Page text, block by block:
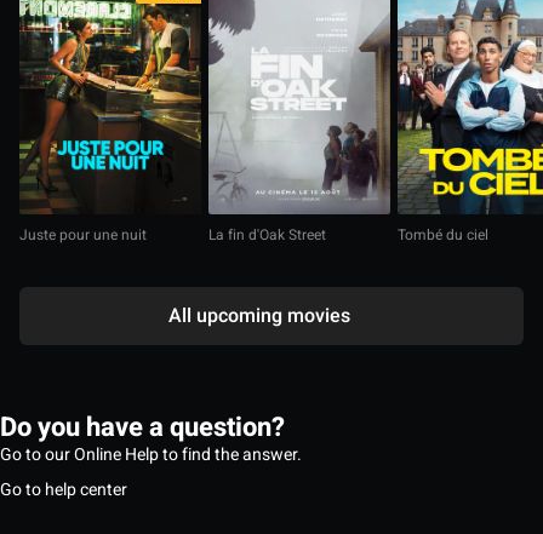
Juste pour une nuit La fin d'Oak Street Tombé du ciel
All upcoming movies
Do you have a question?
Go to our Online Help to find the answer.
Go to help center